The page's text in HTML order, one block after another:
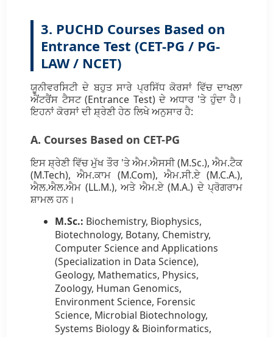
3. PUCHD Courses Based on
Entrance Test (CET-PG / PG-
LAW / NCET)
ਯੂਨੀਵਰਸਿਟੀ ਦੇ ਬਹੁਤ ਸਾਰੇ ਪ੍ਰਸਿੱਧ ਕੋਰਸਾਂ ਵਿੱਚ ਦਾਖਲਾ
ਐਂਟਰੈਂਸ ਟੈਸਟ (Entrance Test) ਦੇ ਅਧਾਰ 'ਤੇ ਹੁੰਦਾ ਹੈ।
ਇਹਨਾਂ ਕੋਰਸਾਂ ਦੀ ਸ਼੍ਰੇਣੀ ਹੇਠ ਲਿਖੇ ਅਨੁਸਾਰ ਹੈ:
A. Courses Based on CET-PG
ਇਸ ਸ਼੍ਰੇਣੀ ਵਿੱਚ ਮੁੱਖ ਤੌਰ 'ਤੇ ਐਮ.ਐਸਸੀ (M.Sc.), ਐਮ.ਟੈਕ
(M.Tech), ਐਮ.ਕਾਮ (M.Com), ਐਮ.ਸੀ.ਏ (M.C.A.),
ਐਲ.ਐਲ.ਐਮ (LL.M.), ਅਤੇ ਐਮ.ਏ (M.A.) ਦੇ ਪ੍ਰੋਗਰਾਮ
ਸ਼ਾਮਲ ਹਨ।
M.Sc.: Biochemistry, Biophysics,
Biotechnology, Botany, Chemistry,
Computer Science and Applications
(Specialization in Data Science),
Geology, Mathematics, Physics,
Zoology, Human Genomics,
Environment Science, Forensic
Science, Microbial Biotechnology,
Systems Biology & Bioinformatics,